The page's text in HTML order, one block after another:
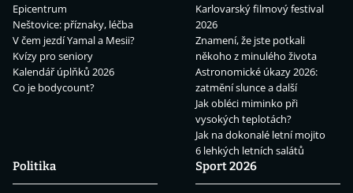
Epicentrum
Neštovice: příznaky, léčba
V čem jezdí Yamal a Mesii?
Kvízy pro seniory
Kalendář úplňků 2026
Co je bodycount?
Karlovarský filmový festival
2026
Znamení, že jste potkali
někoho z minulého života
Astronomické úkazy 2026:
zatmění slunce a další
Jak obléci miminko při
vysokých teplotách?
Jak na dokonalé letní mojito
6 lehkých letních salátů
Politika
Sport 2026